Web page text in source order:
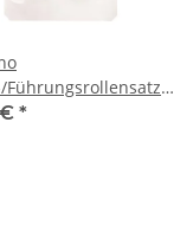
Führungsrollensatz
*